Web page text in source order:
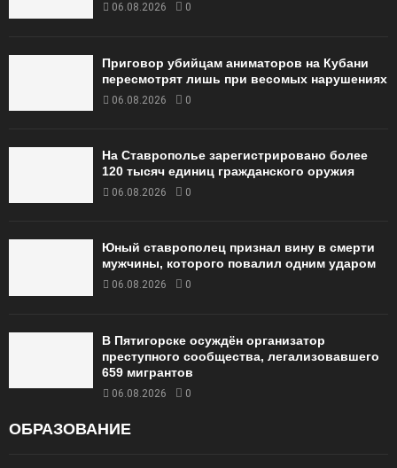
06.08.2026 0
Приговор убийцам аниматоров на Кубани
пересмотрят лишь при весомых нарушениях
06.08.2026 0
На Ставрополье зарегистрировано более
120 тысяч единиц гражданского оружия
06.08.2026 0
Юный ставрополец признал вину в смерти
мужчины, которого повалил одним ударом
06.08.2026 0
В Пятигорске осуждён организатор
преступного сообщества, легализовавшего
659 мигрантов
06.08.2026 0
ОБРАЗОВАНИЕ